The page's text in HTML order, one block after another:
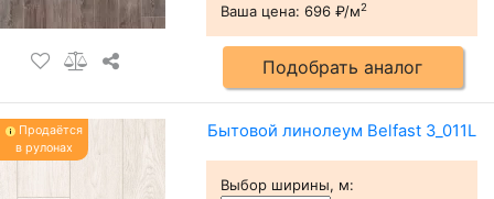
Ваша цена: 696 ₽/м2
Подобрать аналог
Продаётся
в рулонах
Бытовой линолеум Belfast 3_011L
Выбор ширины, м: